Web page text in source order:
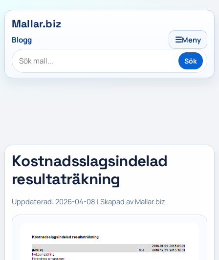
Mallar.biz
Blogg ☰Meny
Sök
Kostnadsslagsindelad
resultaträkning
Uppdaterad: 2026-04-08 | Skapad av Mallar.biz